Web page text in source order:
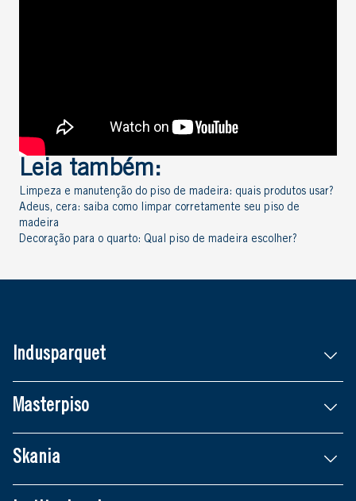
Leia também:
Limpeza e manutenção do piso de madeira: quais produtos usar?
Adeus, cera: saiba como limpar corretamente seu piso de
madeira
Decoração para o quarto: Qual piso de madeira escolher?
Indusparquet
Masterpiso
Skania